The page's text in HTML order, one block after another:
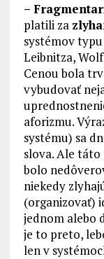
–
platili za
systémov
Leibnitza,
Cenou bola
vybudovať
aforizmu.
systému) sa
slova. Ale
bolo
niekedy
(organizovať)
jednom alebo
je to preto,
len v